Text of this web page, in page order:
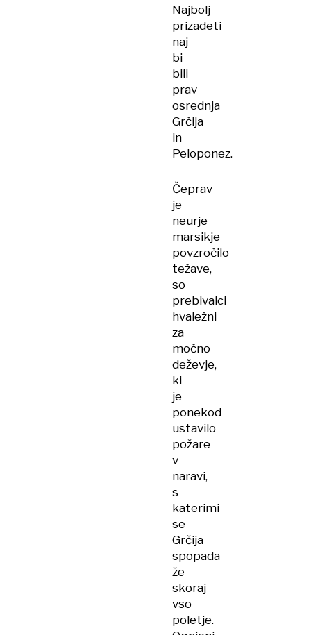
Najbolj
prizadeti
naj
bi
bili
prav
osrednja
Grčija
in
Peloponez.
Čeprav
je
neurje
marsikje
povzročilo
težave,
so
prebivalci
hvaležni
za
močno
deževje,
ki
je
ponekod
ustavilo
požare
v
naravi,
s
katerimi
se
Grčija
spopada
že
skoraj
vso
poletje.